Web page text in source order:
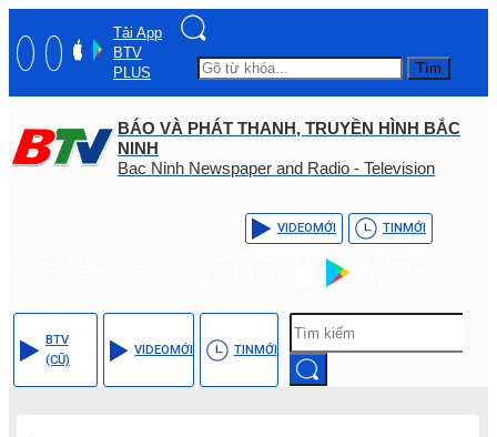
Tải App
BTV
PLUS
Tìm
BÁO VÀ PHÁT THANH, TRUYỀN HÌNH BẮC
NINH
Bac Ninh Newspaper and Radio - Television
VIDEOMỚI TINMỚI
BTV
(CŨ)
VIDEOMỚI TINMỚI